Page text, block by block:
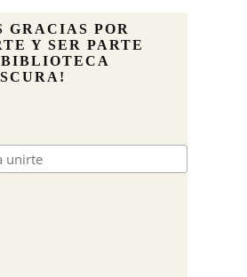
GRACIAS POR
Y SER PARTE